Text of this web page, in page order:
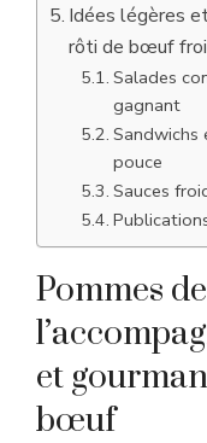
Idées légères
rôti de bœuf
Salades
gagnant
Sandwichs
pouce
Sauces
Pommes
et
bœuf